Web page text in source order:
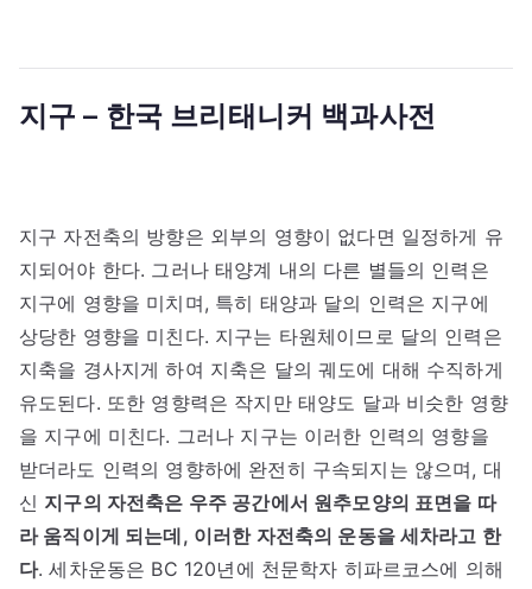
지구 – 한국 브리태니커 백과사전
지구 자전축의 방향은 외부의 영향이 없다면 일정하게 유
지되어야 한다. 그러나 태양계 내의 다른 별들의 인력은
지구에 영향을 미치며, 특히 태양과 달의 인력은 지구에
상당한 영향을 미친다. 지구는 타원체이므로 달의 인력은
지축을 경사지게 하여 지축은 달의 궤도에 대해 수직하게
유도된다. 또한 영향력은 작지만 태양도 달과 비슷한 영향
을 지구에 미친다. 그러나 지구는 이러한 인력의 영향을
받더라도 인력의 영향하에 완전히 구속되지는 않으며, 대
신 지구의 자전축은 우주 공간에서 원추모양의 표면을 따
라 움직이게 되는데, 이러한 자전축의 운동을 세차라고 한
다. 세차운동은 BC 120년에 천문학자 히파르코스에 의해